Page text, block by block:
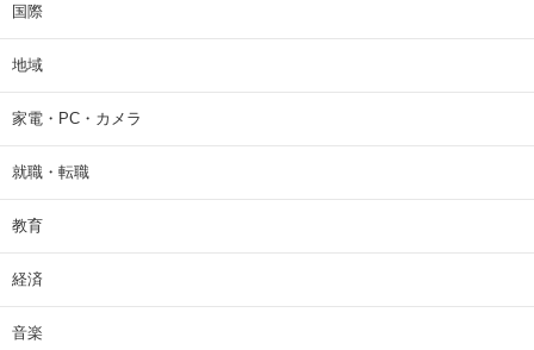
国際
地域
家電・PC・カメラ
就職・転職
教育
経済
音楽